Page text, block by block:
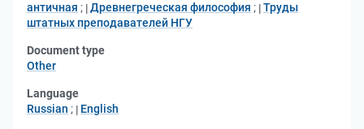
античная ; Древнегреческая философия ; Труды
штатных преподавателей НГУ
Document type
Other
Language
Russian ; English